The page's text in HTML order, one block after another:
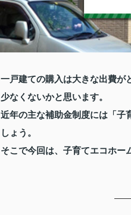
一戸建ての購入は大きな出費が
少なくないかと思います。
近年の主な補助金制度には「子
しょう。
そこで今回は、子育てエコホー